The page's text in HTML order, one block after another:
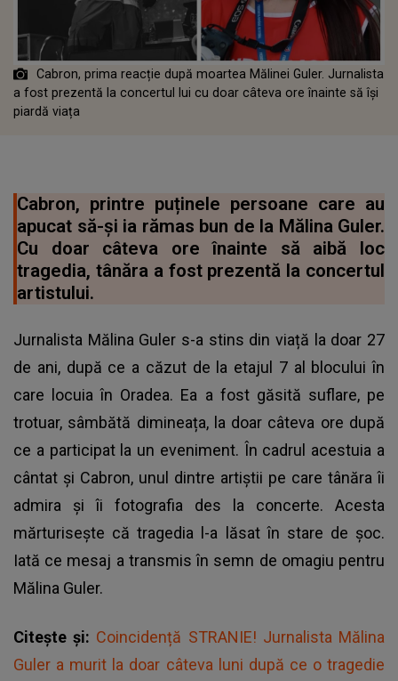
Cabron, prima reacție după moartea Mălinei Guler. Jurnalista
a fost prezentă la concertul lui cu doar câteva ore înainte să își
piardă viața
Cabron, printre puținele persoane care au
apucat să-și ia rămas bun de la Mălina Guler.
Cu doar câteva ore înainte să aibă loc
tragedia, tânăra a fost prezentă la concertul
artistului.
Jurnalista Mălina Guler s-a stins din viață la doar 27
de ani, după ce a căzut de la etajul 7 al blocului în
care locuia în Oradea. Ea a fost găsită suflare, pe
trotuar, sâmbătă dimineața, la doar câteva ore după
ce a participat la un eveniment. În cadrul acestuia a
cântat și Cabron, unul dintre artiștii pe care tânăra îi
admira și îi fotografia des la concerte. Acesta
mărturisește că tragedia l-a lăsat în stare de șoc.
Iată ce mesaj a transmis în semn de omagiu pentru
Mălina Guler.
Citește și: Coincidență STRANIE! Jurnalista Mălina
Guler a murit la doar câteva luni după ce o tragedie